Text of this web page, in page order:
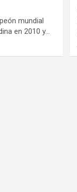
mundial
en 2010 y…